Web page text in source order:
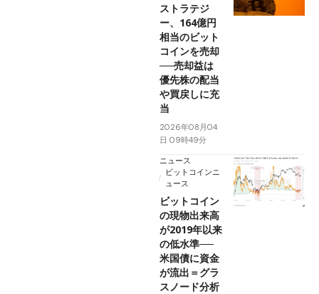
ストラテジ
ー、164億円
相当のビット
コインを売却
──売却益は
優先株の配当
や買戻しに充
当
2026年08月04
日 09時49分
ニュース
ビットコインニ
ュース
ビットコイン
の現物出来高
が2019年以来
の低水準──
米国債に資金
が流出＝グラ
スノード分析